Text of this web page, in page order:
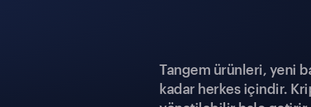
Tangem ürünleri, yeni
kadar herkes içindir.